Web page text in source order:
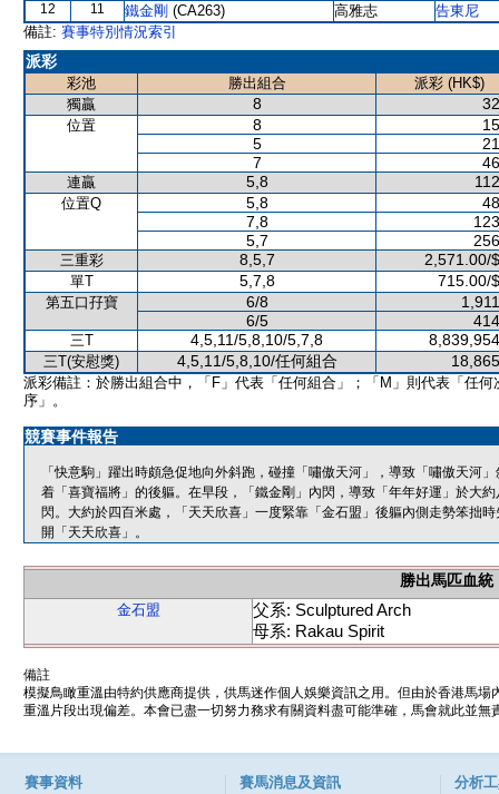
12 11 鐵金剛 (CA263) 高雅志
告東尼
備註: 賽事特別情況索引
派彩
彩池 勝出組合
派彩 (HK$)
獨贏
8
位置 8
5
7
連贏 5,8
位置Q 5,8
7,8
5,7
三重彩 8,5,7 2,571.00/
單T 5,7,8 715.00/
第五口孖寶 6/8
6/5
三T 4,5,11/5,8,10/5,7,8
三T(安慰獎) 4,5,11/5,8,10/任何組合
派彩備註：於勝出組合中，「F」代表「任何組合」；「M」則代表「任何
序」。
競賽事件報告
「快意駒」躍出時頗急促地向外斜跑，碰撞「嘯傲天河」，導致「嘯傲天河
着「喜寶福將」的後軀。在早段，「鐵金剛」內閃，導致「年年好運」於大
閃。大約於四百米處，「天天欣喜」一度緊靠「金石盟」後軀內側走勢笨拙
開「天天欣喜」。
勝出馬匹血統
金石盟
父系: Sculptured Arch
母系: Rakau Spirit
備註
模擬鳥瞰重溫由特約供應商提供，供馬迷作個人娛樂資訊之用。但由於香港馬
重溫片段出現偏差。本會已盡一切努力務求有關資料盡可能準確，馬會就此並
賽事資料 賽馬消息及資訊 分析